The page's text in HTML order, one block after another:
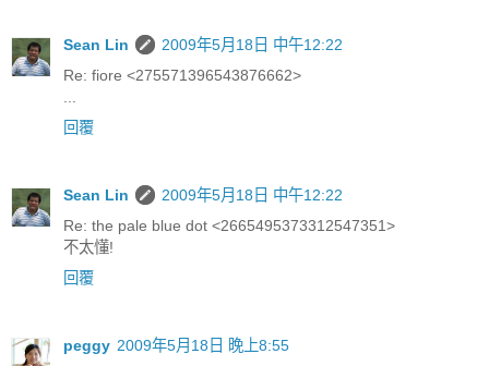
Sean Lin
2009年5月18日 中午12:22
Re: fiore <275571396543876662>
...
回覆
Sean Lin
2009年5月18日 中午12:22
Re: the pale blue dot <2665495373312547351>
不太懂!
回覆
peggy 2009年5月18日 晚上8:55